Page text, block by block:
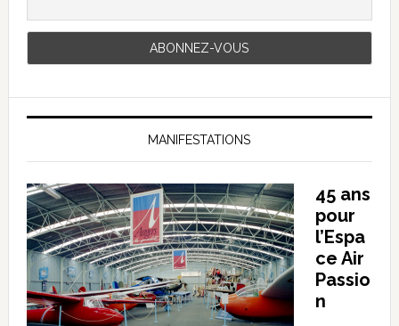
MANIFESTATIONS
45 ans
pour
l’Espa
ce Air
Passio
n